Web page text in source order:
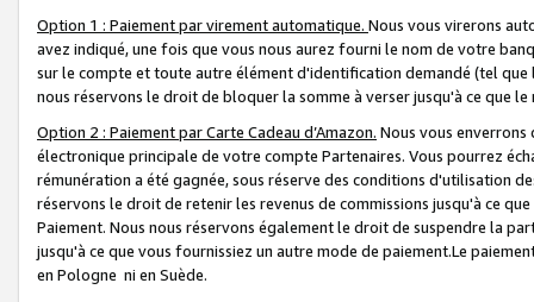
Option 1 : Paiement par virement automatique. Nous vous virerons
avez indiqué, une fois que vous nous aurez fourni le nom de votre
sur le compte et toute autre élément d'identification demandé (tel que
nous réservons le droit de bloquer la somme à verser jusqu'à ce que
Option 2 : Paiement par Carte Cadeau d’Amazon. Nous vous
électronique principale de votre compte Partenaires. Vous pourrez
rémunération a été gagnée, sous réserve des conditions d'utilisation
réservons le droit de retenir les revenus de commissions jusqu'à ce
Paiement. Nous nous réservons également le droit de suspendre la
jusqu'à ce que vous fournissiez un autre mode de paiement.Le
en Pologne ni en Suède.